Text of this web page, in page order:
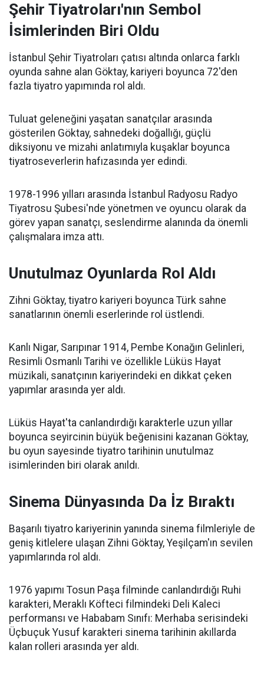
Şehir Tiyatroları'nın Sembol
İsimlerinden Biri Oldu
İstanbul Şehir Tiyatroları çatısı altında onlarca farklı
oyunda sahne alan Göktay, kariyeri boyunca 72'den
fazla tiyatro yapımında rol aldı.
Tuluat geleneğini yaşatan sanatçılar arasında
gösterilen Göktay, sahnedeki doğallığı, güçlü
diksiyonu ve mizahi anlatımıyla kuşaklar boyunca
tiyatroseverlerin hafızasında yer edindi.
1978-1996 yılları arasında İstanbul Radyosu Radyo
Tiyatrosu Şubesi'nde yönetmen ve oyuncu olarak da
görev yapan sanatçı, seslendirme alanında da önemli
çalışmalara imza attı.
Unutulmaz Oyunlarda Rol Aldı
Zihni Göktay, tiyatro kariyeri boyunca Türk sahne
sanatlarının önemli eserlerinde rol üstlendi.
Kanlı Nigar, Sarıpınar 1914, Pembe Konağın Gelinleri,
Resimli Osmanlı Tarihi ve özellikle Lüküs Hayat
müzikali, sanatçının kariyerindeki en dikkat çeken
yapımlar arasında yer aldı.
Lüküs Hayat'ta canlandırdığı karakterle uzun yıllar
boyunca seyircinin büyük beğenisini kazanan Göktay,
bu oyun sayesinde tiyatro tarihinin unutulmaz
isimlerinden biri olarak anıldı.
Sinema Dünyasında Da İz Bıraktı
Başarılı tiyatro kariyerinin yanında sinema filmleriyle de
geniş kitlelere ulaşan Zihni Göktay, Yeşilçam'ın sevilen
yapımlarında rol aldı.
1976 yapımı Tosun Paşa filminde canlandırdığı Ruhi
karakteri, Meraklı Köfteci filmindeki Deli Kaleci
performansı ve Hababam Sınıfı: Merhaba serisindeki
Üçbuçuk Yusuf karakteri sinema tarihinin akıllarda
kalan rolleri arasında yer aldı.